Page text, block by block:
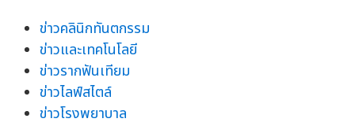
ข่าวคลินิกทันตกรรม
ข่าวและเทคโนโลยี
ข่าวรากฟันเทียม
ข่าวไลฟ์สไตล์
ข่าวโรงพยาบาล